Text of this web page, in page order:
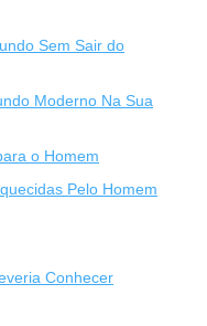
Sem Sair do
Moderno Na Sua
o Homem
Pelo Homem
Conhecer